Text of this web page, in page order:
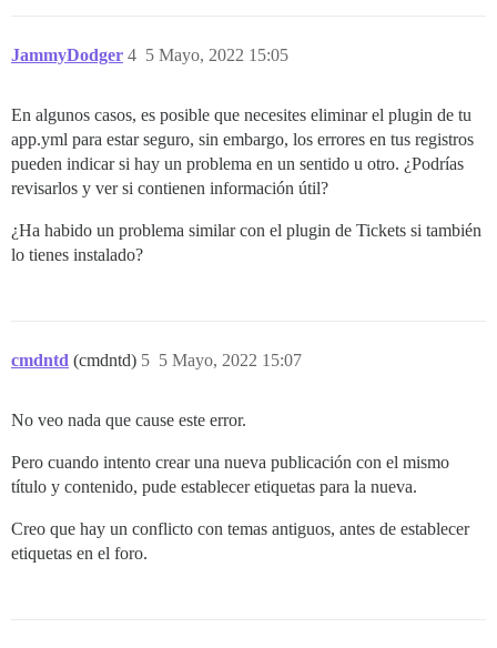
JammyDodger 5 Mayo, 2022 15:05
4
En algunos casos, es posible que necesites eliminar el plugin de tu
app.yml para estar seguro, sin embargo, los errores en tus registros
pueden indicar si hay un problema en un sentido u otro. ¿Podrías
revisarlos y ver si contienen información útil?
¿Ha habido un problema similar con el plugin de Tickets si también
lo tienes instalado?
cmdntd (cmdntd) 5 Mayo, 2022 15:07
5
No veo nada que cause este error.
Pero cuando intento crear una nueva publicación con el mismo
título y contenido, pude establecer etiquetas para la nueva.
Creo que hay un conflicto con temas antiguos, antes de establecer
etiquetas en el foro.